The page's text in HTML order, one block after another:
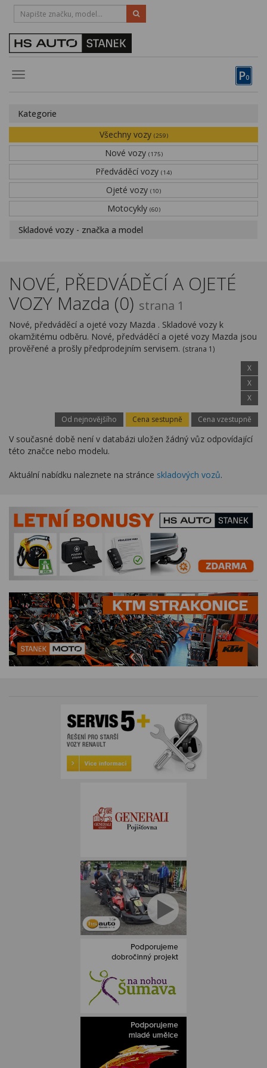
P0
Toggle
HOTLINE:
STRAKONICE-383 335 366
Obytné vozy
Financování
Novinky
Kontakty
Kategorie
Všechny vozy (259)
Nové vozy (175)
Předváděcí vozy (14)
Ojeté vozy (10)
Motocykly (60)
Skladové vozy - značka a model
NOVÉ, PŘEDVÁDĚCÍ A OJETÉ
VOZY Mazda (0) strana 1
Nové, předváděcí a ojeté vozy Mazda . Skladové vozy k
okamžitému odběru. Nové, předváděcí a ojeté vozy Mazda jsou
prověřené a prošly předprodejním servisem. (strana 1)
X
X
X
Od nejnovějšího Cena sestupně Cena vzestupně
V současné době není v databázi uložen žádný vůz odpovídající
této značce nebo modelu.
Aktuální nabídku naleznete na stránce skladových vozů.